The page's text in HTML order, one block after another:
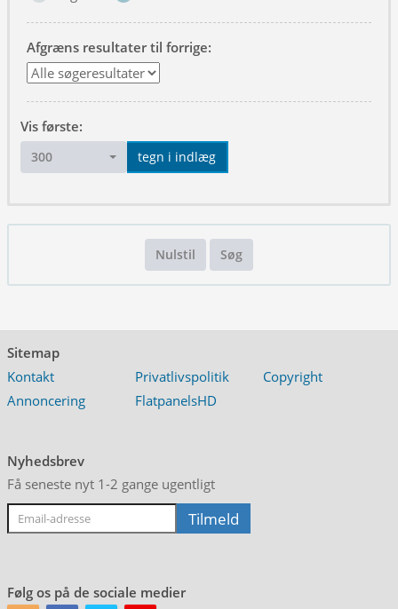
Afgræns resultater til forrige:
Vis første:
300 tegn i indlæg
Nulstil Søg
Sitemap
Kontakt
Privatlivspolitik
Copyright
Annoncering
FlatpanelsHD
Nyhedsbrev
Få seneste nyt 1-2 gange ugentligt
Følg os på de sociale medier